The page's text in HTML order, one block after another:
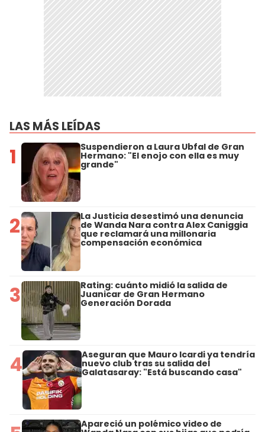
LAS MÁS LEÍDAS
1 Suspendieron a Laura Ubfal de Gran
Hermano: "El enojo con ella es muy
grande"
2 La Justicia desestimó una denuncia
de Wanda Nara contra Alex Caniggia
que reclamará una millonaria
compensación económica
3 Rating: cuánto midió la salida de
Juanicar de Gran Hermano
Generación Dorada
4 Aseguran que Mauro Icardi ya tendría
nuevo club tras su salida del
Galatasaray: "Está buscando casa"
Apareció un polémico video de